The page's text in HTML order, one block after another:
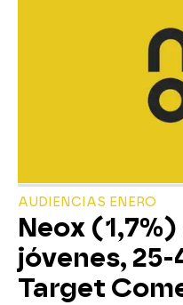
AUDIENCIAS ENERO
Neox
jóvenes, 25-
Target